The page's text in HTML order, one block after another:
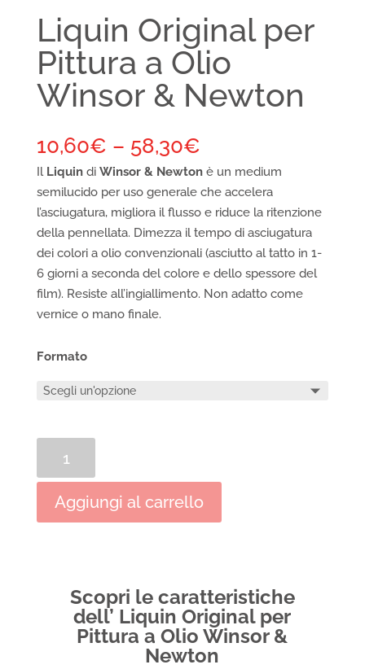
Liquin Original per
Pittura a Olio
Winsor & Newton
10,60€ – 58,30€
Il Liquindi Winsor & Newtonè un medium
semilucido per uso generale che accelera
l’asciugatura, migliora il flusso e riduce la ritenzione
della pennellata. Dimezza il tempo di asciugatura
dei colori a olio convenzionali (asciutto al tatto in 1-
6 giorni a seconda del colore e dello spessore del
film). Resiste all’ingiallimento. Non adatto come
vernice o mano finale.
Formato
Original
per
Pittura
Newton
quantità
Aggiungi al carrello
Scopri le caratteristiche
dell’ Liquin Original per
Pittura a Olio Winsor &
Newton